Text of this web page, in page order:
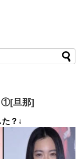
①[旦那]
？↓